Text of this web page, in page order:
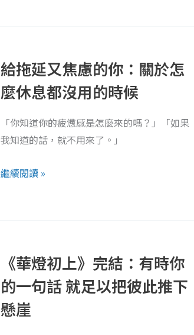
而
是
接
納
給拖延又焦慮的你：關於怎
麼休息都沒用的時候
「你知道你的疲憊感是怎麼來的嗎？」「如果
我知道的話，就不用來了。」
延
又
焦
慮
的
關
沒
用
繼續閱讀 »
《華燈初上》完結：有時你
的一句話 就足以把彼此推下
懸崖
初
上》
完
結：